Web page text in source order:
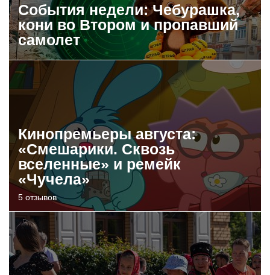
События недели: Чебурашка,
кони во Втором и пропавший
самолет
Кинопремьеры августа:
«Смешарики. Сквозь
вселенные» и ремейк
«Чучела»
5 отзывов